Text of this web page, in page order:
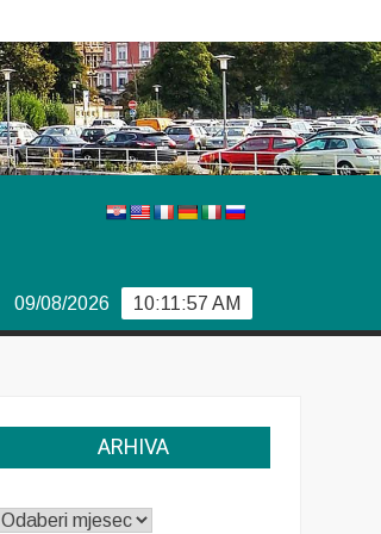
10:11:57 AM
09/08/2026
ARHIVA
ARHIVA